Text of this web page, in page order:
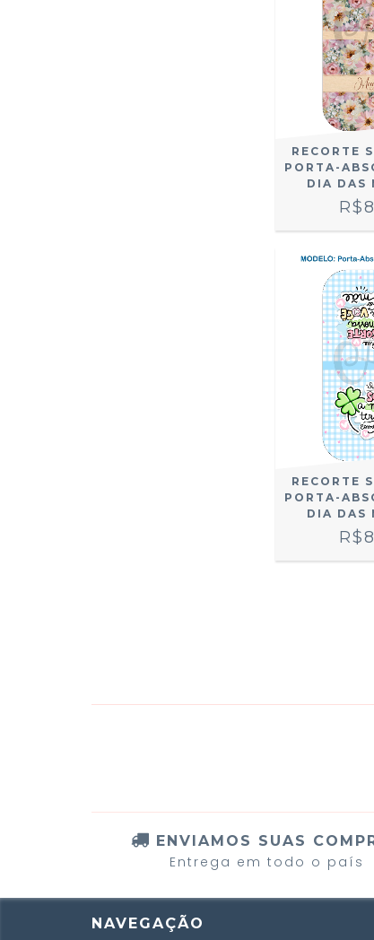
RECORTE
PORTA-
DIA DAS
RECORTE
PORTA-
DIA DAS
ENVIAMOS SUAS
Entrega em todo o país
NAVEGAÇÃO